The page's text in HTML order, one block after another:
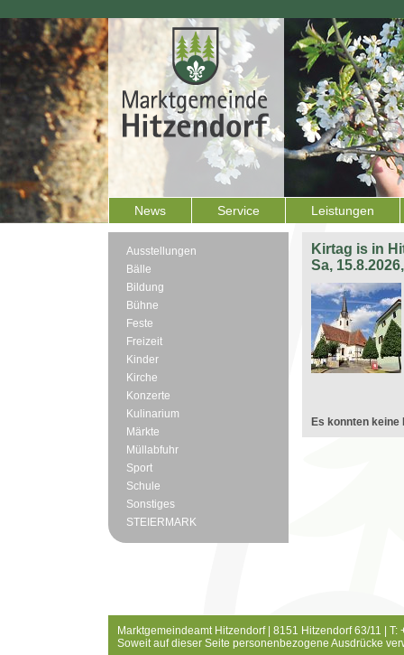
News Service Leistungen
Ausstellungen
Bälle
Bildung
Bühne
Feste
Freizeit
Kinder
Kirche
Konzerte
Kulinarium
Märkte
Müllabfuhr
Sport
Schule
Sonstiges
STEIERMARK
Kirtag is in
Sa,
Es konnten keine
Marktgemeindeamt Hitzendorf | 8151 Hitzendorf 63/11 |
Soweit auf dieser Seite personenbezogene Ausdrücke